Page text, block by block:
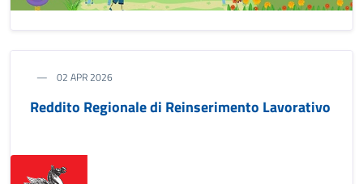
02 APR 2026
Reddito Regionale di Reinserimento Lavorativo